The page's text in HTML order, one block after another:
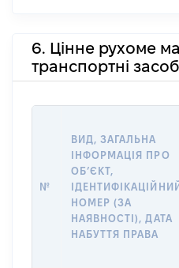
6. Цінне рухоме
транспортні
№
ВИД, ЗАГАЛЬНА
ІНФОРМАЦІЯ ПРО
ОБʼЄКТ,
ІДЕНТИФІКАЦІЙНИЙ
НОМЕР (ЗА
НАЯВНОСТІ), ДАТА
НАБУТТЯ ПРАВА